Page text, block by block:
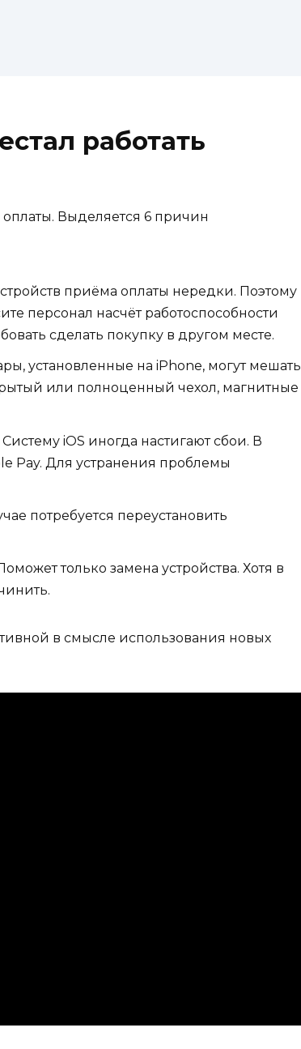
работать
Выделяется 6 причин
приёма оплаты нередки. Поэтому
персонал насчёт работоспособности
сделать покупку в другом месте.
установленные на iPhone, могут мешать
или полноценный чехол, магнитные
iOS иногда настигают сбои. В
Pay. Для устранения проблемы
потребуется переустановить
только замена устройства. Хотя в
в смысле использования новых